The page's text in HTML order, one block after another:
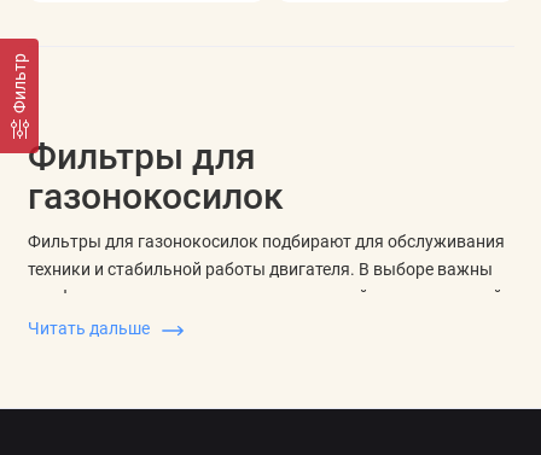
Фильтр
Фильтры для
газонокосилок
Фильтры для газонокосилок подбирают для обслуживания
техники и стабильной работы двигателя. В выборе важны
тип фильтра, совместимость с конкретной газонокосилкой,
размеры элемента, форма посадки и условия, в которых
Читать дальше